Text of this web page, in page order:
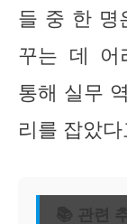
들 중 한 명
꾸는 데 어
통해 실무
리를 잡았
📚 관련